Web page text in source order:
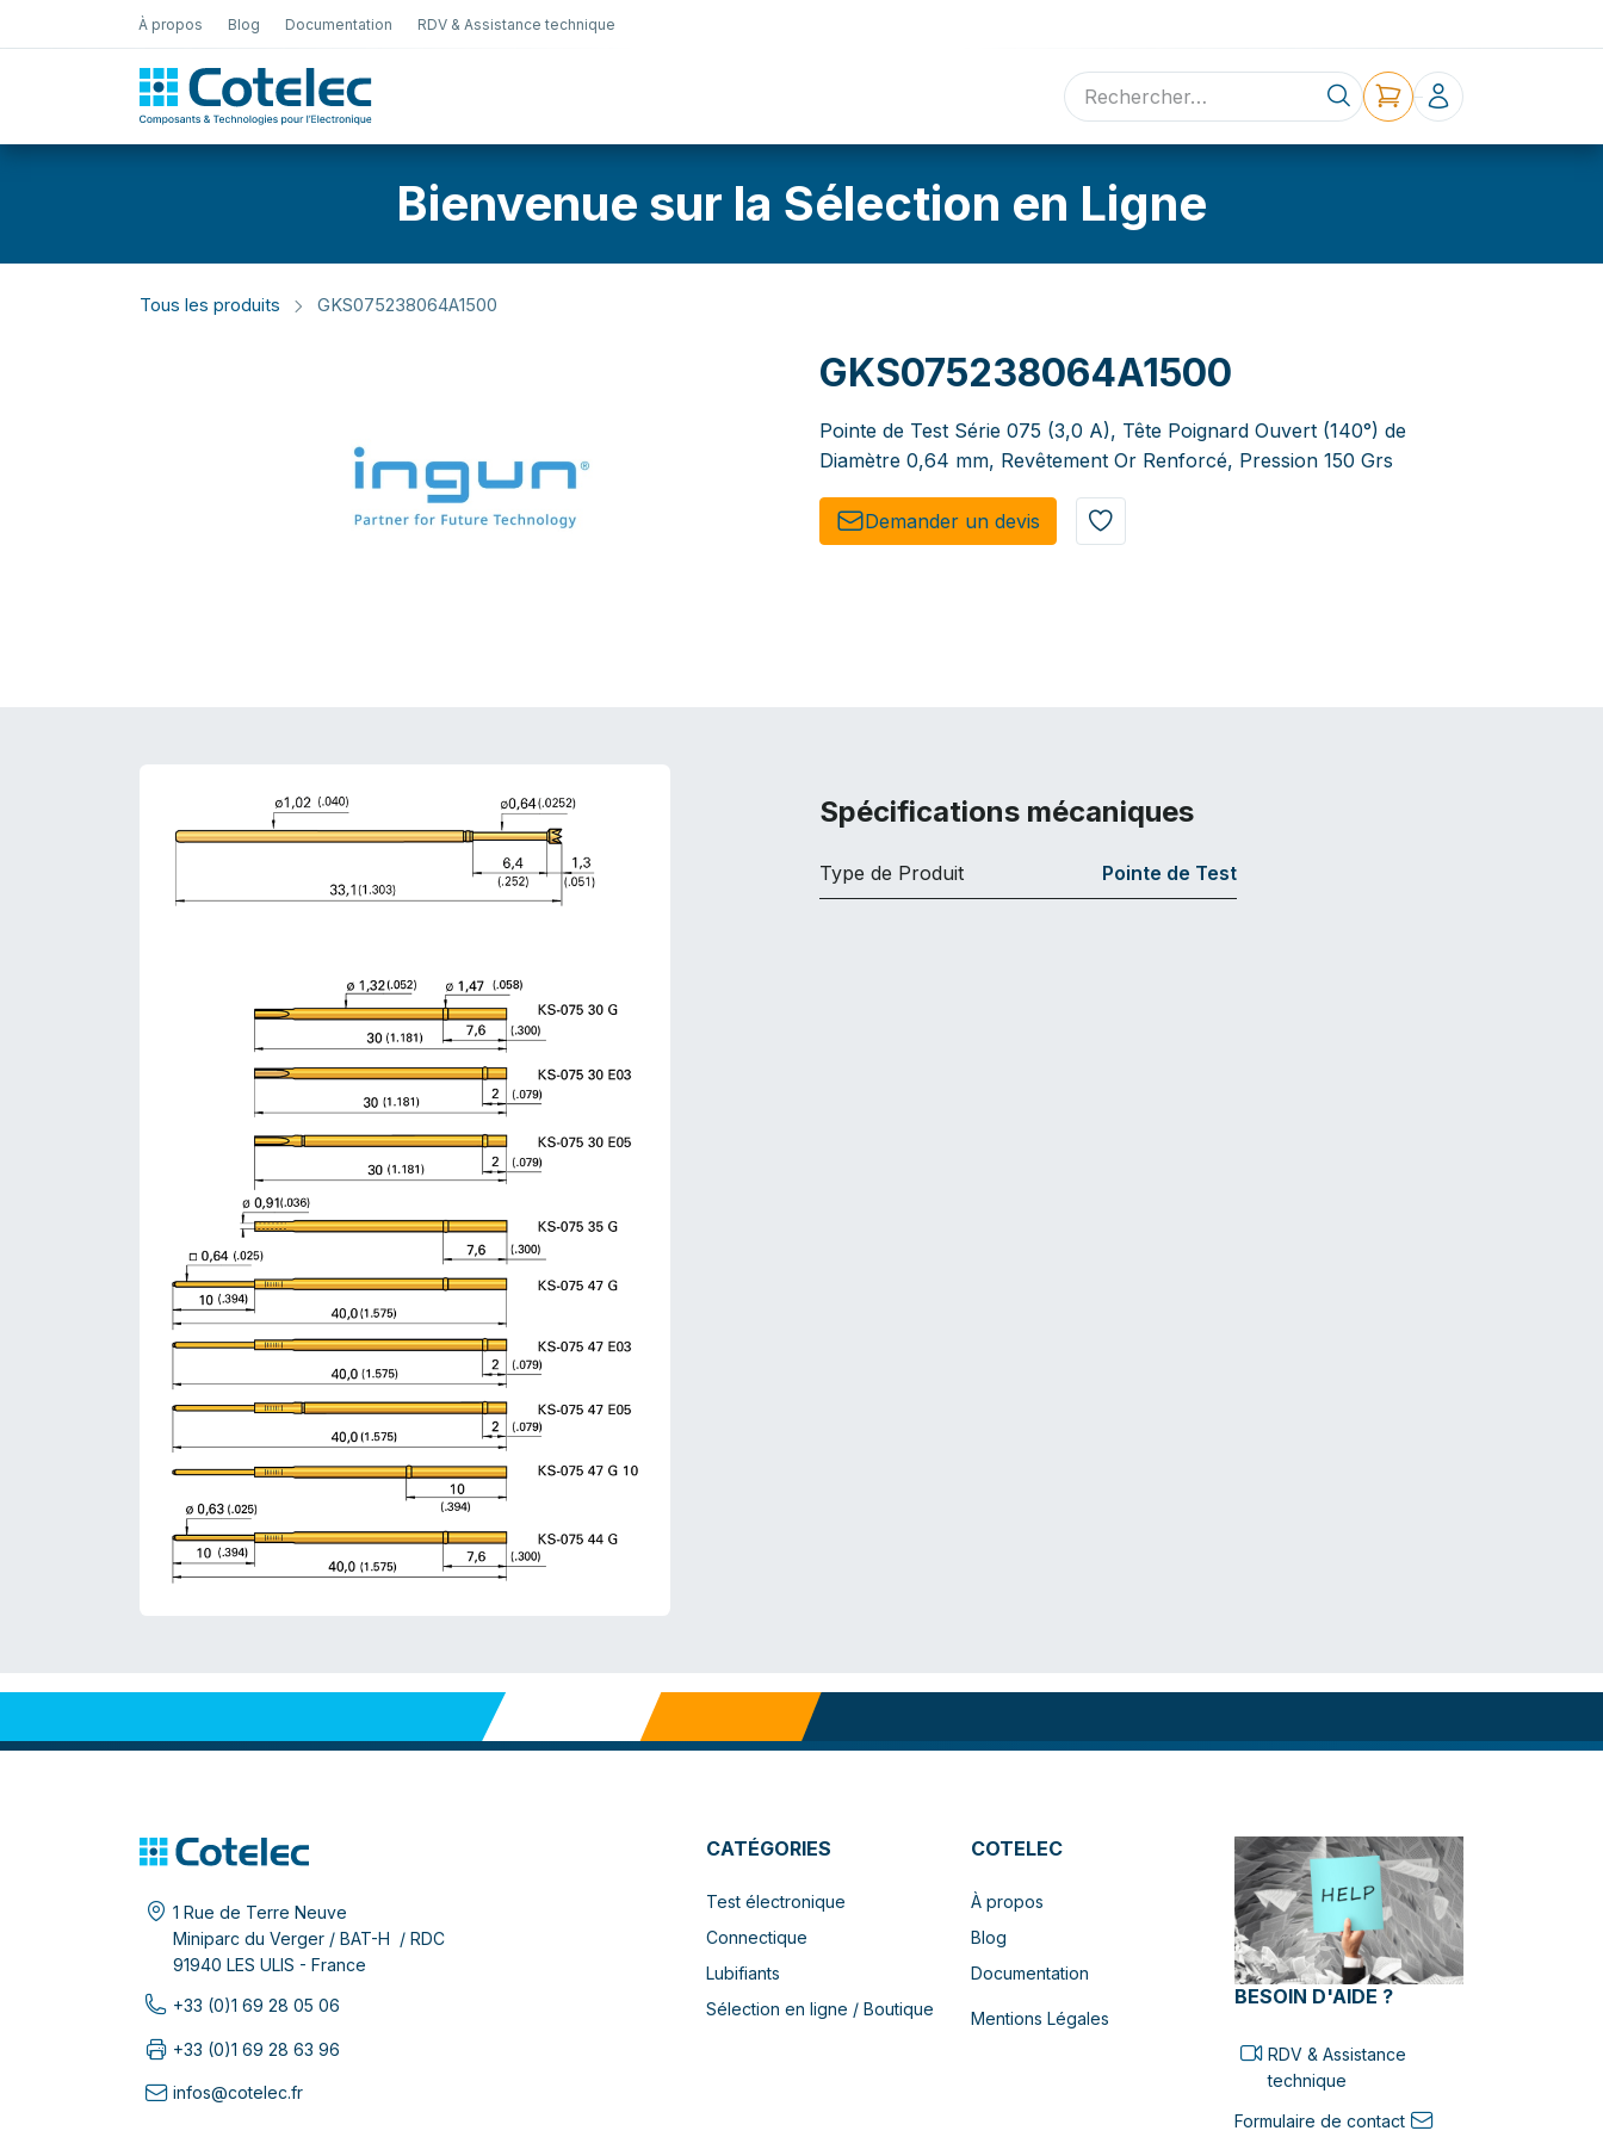
À propos Blog Documentation RDV & Assistance technique
Sélection en ligne Contact
Bienvenue sur la Sélection en Ligne
Tous les produits GKS075238064A1500
GKS075238064A1500
Pointe de Test Série 075 (3,0 A), Tête Poignard Ouvert (140°) de
Diamètre 0,64 mm, Revêtement Or Renforcé, Pression 150 Grs
Demander un de​​vis​​
Spécifications mécaniques
Type de Produit Pointe de Test
1 Rue de Terre Neuve
Miniparc du Verger / BAT-H / RDC
91940 LES ULIS - France
+33 (0)1 69 28 05 06
+33 (0)1 69 28 63 96
infos@cotelec.fr
CATÉGORIES
Test électronique
Connectique
Lubifiants
Sélection en ligne / Boutique
COTELEC
À propos
Blog
Documentation
Mentions Légales
BESOIN D'AIDE ?
RDV & Assistance
technique
Formulaire de contact